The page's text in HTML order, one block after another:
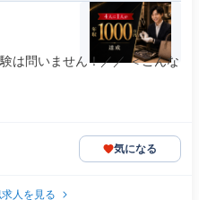
は問いません！／／ ＜こんな
気になる
人を見る